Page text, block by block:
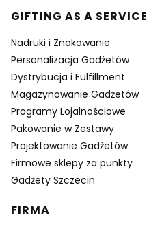
GIFTING AS A SERVICE
Nadruki i Znakowanie
Personalizacja Gadżetów
Dystrybucja i Fulfillment
Magazynowanie Gadżetów
Programy Lojalnościowe
Pakowanie w Zestawy
Projektowanie Gadżetów
Firmowe sklepy za punkty
Gadżety Szczecin
FIRMA